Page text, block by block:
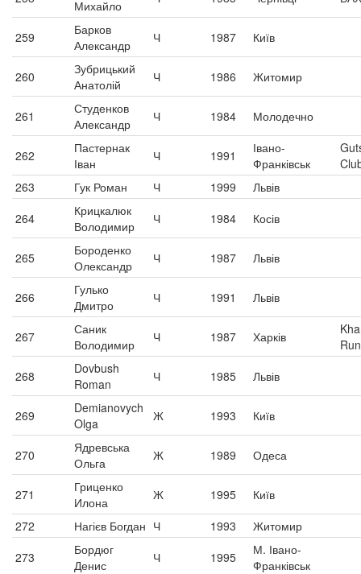
Михайло
259
Барков
Александр
Ч 1987 Київ
260
Зубрицький
Анатолій
Ч 1986 Житомир
261
Студенков
Александр
Ч 1984 Молодечно
262
Пастернак
Іван
Ч 1991
Івано-
Франківськ
263
Гук Роман Ч 1999
Львів
264
Крицкалюк
Володимир
Ч 1984 Косів
265
Бороденко
Олександр
Ч 1987 Львів
266
Гулько
Дмитро
Ч 1991 Львів
267
Саник
Володимир
Ч 1987 Харків
268
Dovbush
Roman
Ч 1985 Львів
269
Demianovych
Olga
Ж 1993 Київ
270
Ядревська
Ольга
Ж 1989 Одеса
271
Гриценко
Илона
Ж 1995
Київ
272
Нагієв Богдан Ч 1993
Житомир
273
Бордюг
Денис
Ч 1995
М. Івано-
Франківськ